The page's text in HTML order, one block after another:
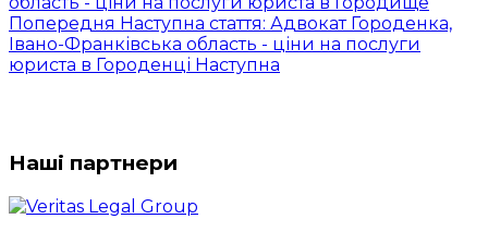
Попередня Наступна стаття: Адвокат Городенка,
Івано-Франківська область - ціни на послуги
юриста в Городенці Наступна
Наші партнери